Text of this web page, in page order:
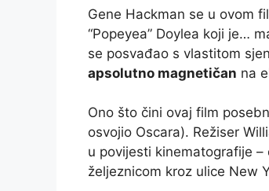
Gene Hackman se u ovom
“Popeyea” Doylea koji je…
se posvađao s vlastitom
apsolutno magnetičan na
Ono što čini ovaj film
osvojio Oscara). Režiser
u povijesti kinematografije
željeznicom kroz ulice New